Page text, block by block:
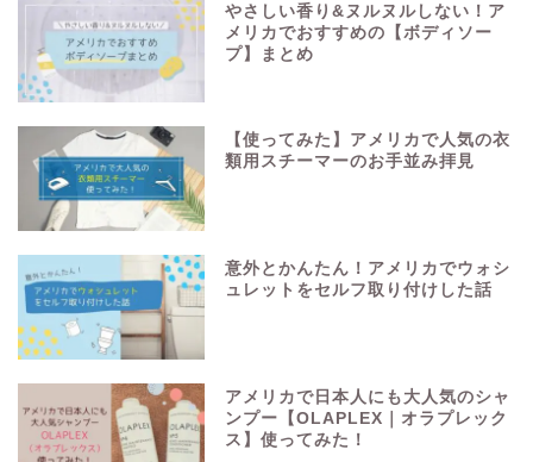
やさしい香り&ヌルヌルしない！ア
メリカでおすすめの【ボディソー
プ】まとめ
【使ってみた】アメリカで人気の衣
類用スチーマーのお手並み拝見
意外とかんたん！アメリカでウォシ
ュレットをセルフ取り付けした話
アメリカで日本人にも大人気のシャ
ンプー【OLAPLEX｜オラプレック
ス】使ってみた！